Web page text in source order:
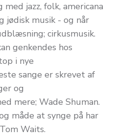
jazz, folk, americana
jødisk musik - og når
cirkusmusik.
genkendes hos
i nye
sange er skrevet af
og
mere; Wade Shuman.
måde at synge på har
Waits.